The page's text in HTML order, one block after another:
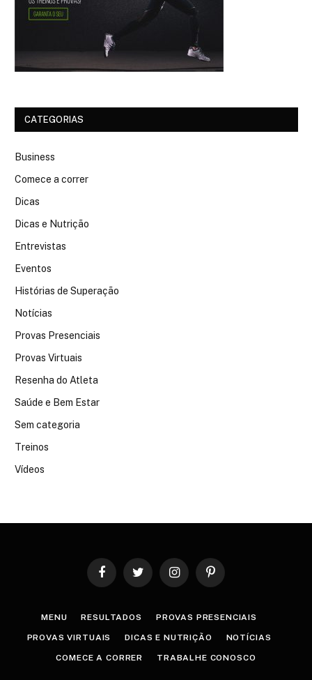
CATEGORIAS
Business
Comece a correr
Dicas
Dicas e Nutrição
Entrevistas
Eventos
Histórias de Superação
Notícias
Provas Presenciais
Provas Virtuais
Resenha do Atleta
Saúde e Bem Estar
Sem categoria
Treinos
Vídeos
FacebookTwitter InstagramPinterest
MENU RESULTADOS PROVAS PRESENCIAIS
PROVAS VIRTUAIS DICAS E NUTRIÇÃO NOTÍCIAS
COMECE A CORRER TRABALHE CONOSCO